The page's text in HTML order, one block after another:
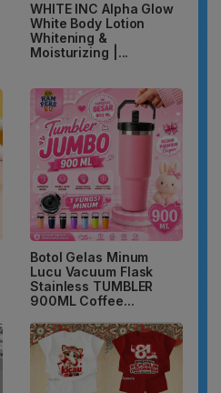
WHITE INC Alpha Glow
White Body Lotion
Whitening &
Moisturizing |...
Botol Gelas Minum
Lucu Vacuum Flask
Stainless TUMBLER
900ML Coffee...